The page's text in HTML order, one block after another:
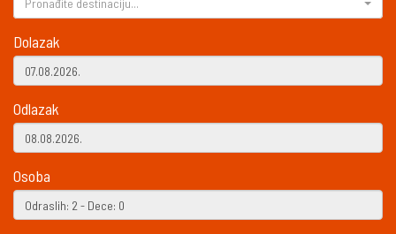
Pronađite destinaciju...
Dolazak
Odlazak
Osoba